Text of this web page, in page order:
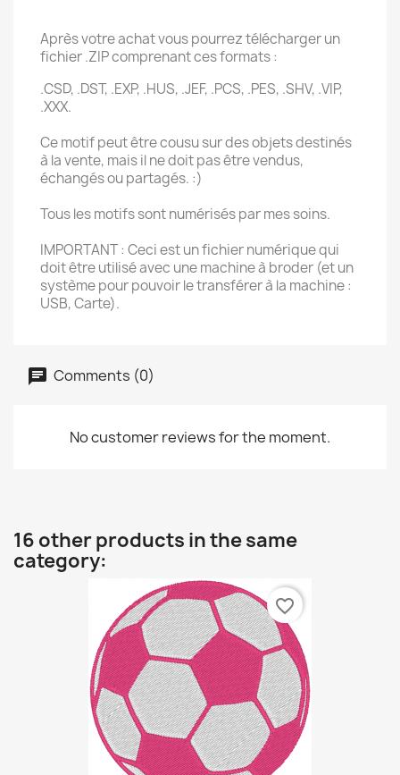
Après votre achat vous pourrez télécharger un
fichier .ZIP comprenant ces formats :
.CSD, .DST, .EXP, .HUS, .JEF, .PCS, .PES, .SHV, .VIP,
.XXX.
Ce motif peut être cousu sur des objets destinés
à la vente, mais il ne doit pas être vendus,
échangés ou partagés. :)
Tous les motifs sont numérisés par mes soins.
IMPORTANT : Ceci est un fichier numérique qui
doit être utilisé avec une machine à broder (et un
système pour pouvoir le transférer à la machine :
USB, Carte).
Comments (0)
No customer reviews for the moment.
16 other products in the same
category:
favorite_border